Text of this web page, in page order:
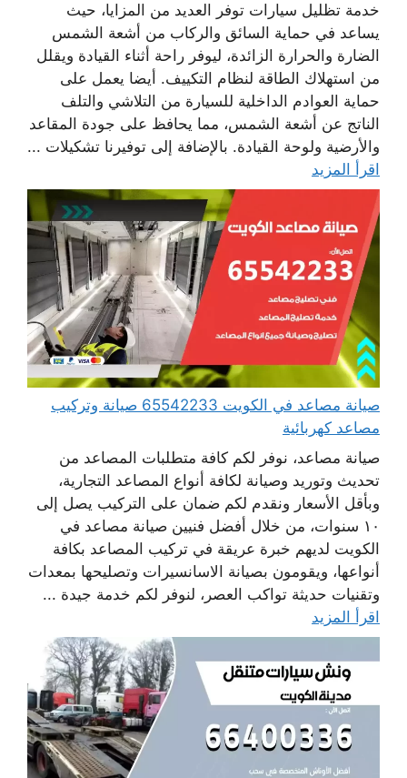
خدمة تظليل سيارات توفر العديد من المزايا، حيث
يساعد في حماية السائق والركاب من أشعة الشمس
الضارة والحرارة الزائدة، ليوفر راحة أثناء القيادة ويقلل
من استهلاك الطاقة لنظام التكييف. أيضا يعمل على
حماية العوادم الداخلية للسيارة من التلاشي والتلف
الناتج عن أشعة الشمس، مما يحافظ على جودة المقاعد
والأرضية ولوحة القيادة. بالإضافة إلى توفيرنا تشكيلات ...
اقرأ المزيد
صيانة مصاعد في الكويت 65542233 صيانة وتركيب
مصاعد كهربائية
صيانة مصاعد، نوفر لكم كافة متطلبات المصاعد من
تحديث وتوريد وصيانة لكافة أنواع المصاعد التجارية،
وبأقل الأسعار ونقدم لكم ضمان على التركيب يصل إلى
١٠ سنوات، من خلال أفضل فنيين صيانة مصاعد في
الكويت لديهم خبرة عريقة في تركيب المصاعد بكافة
أنواعها، ويقومون بصيانة الاسانسيرات وتصليحها بمعدات
وتقنيات حديثة تواكب العصر، لنوفر لكم خدمة جيدة ...
اقرأ المزيد